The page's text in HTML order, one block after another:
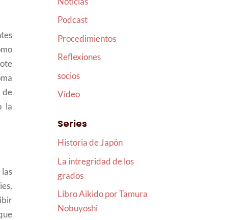
la
Podcast
Procedimientos
Reflexiones
socios
Video
Series
Historia de Japón
La intregridad de los
grados
Libro Aikido por Tamura
Nobuyoshi